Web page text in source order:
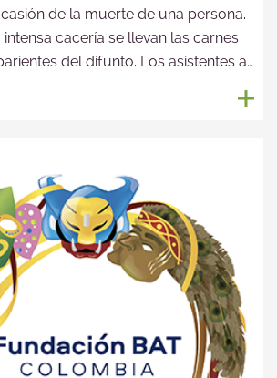
de la muerte de una persona.
cacería se llevan las carnes
del difunto. Los asistentes al